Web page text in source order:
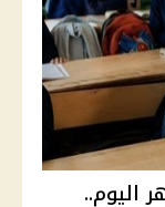
اليوم..